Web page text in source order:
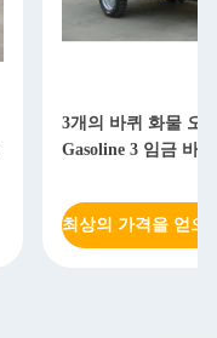
3개의 바퀴 화물 오
Gasoline 3 임금 바
최상의 가격을 얻으